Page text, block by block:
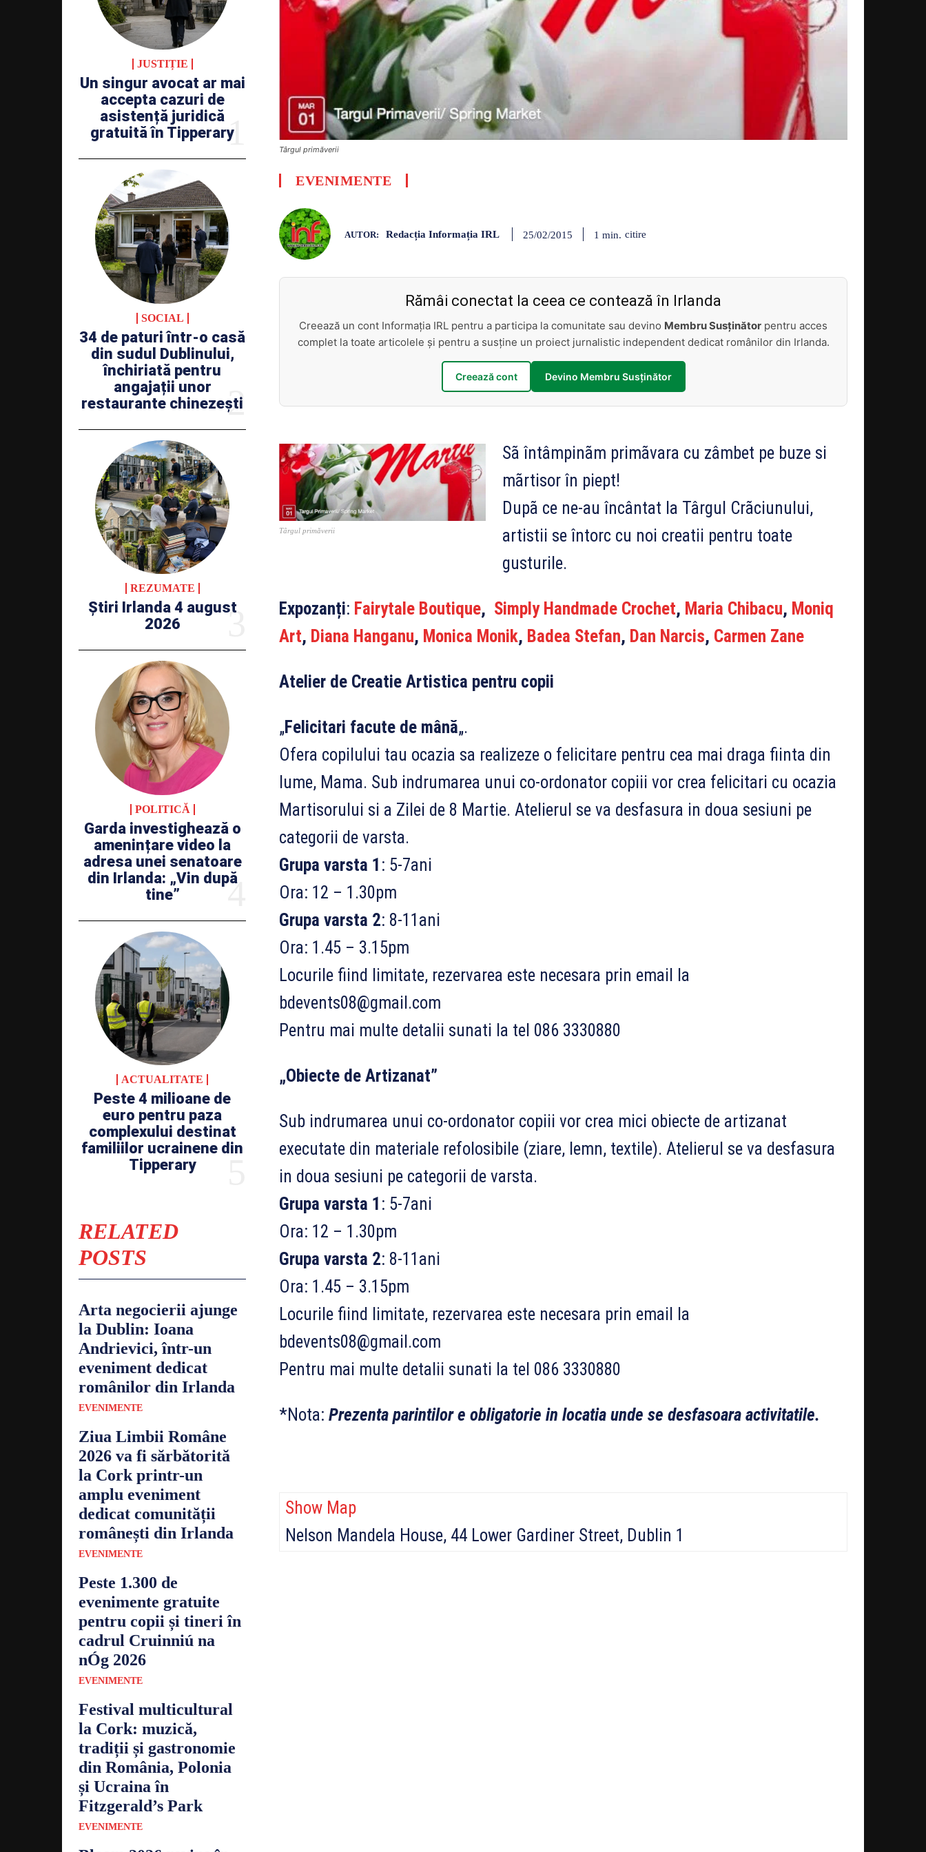
JUSTIȚIE
Un singur avocat ar mai
accepta cazuri de
asistență juridică
gratuită în Tipperary
SOCIAL
34 de paturi într-o casă
din sudul Dublinului,
închiriată pentru
angajații unor
restaurante chinezești
REZUMATE
Știri Irlanda 4 august
2026
POLITICĂ
Garda investighează o
amenințare video la
adresa unei senatoare
din Irlanda: „Vin după
tine”
ACTUALITATE
Peste 4 milioane de
euro pentru paza
complexului destinat
familiilor ucrainene din
Tipperary
RELATED
POSTS
Arta negocierii ajunge
la Dublin: Ioana
Andrievici, într-un
eveniment dedicat
românilor din Irlanda
EVENIMENTE
Ziua Limbii Române
2026 va fi sărbătorită
la Cork printr-un
amplu eveniment
dedicat comunității
românești din Irlanda
EVENIMENTE
Peste 1.300 de
evenimente gratuite
pentru copii și tineri în
cadrul Cruinniú na
nÓg 2026
EVENIMENTE
Festival multicultural
la Cork: muzică,
tradiții și gastronomie
din România, Polonia
și Ucraina în
Fitzgerald’s Park
EVENIMENTE
Târgul primăverii
EVENIMENTE
AUTOR: Redacția Informația IRL 25/02/2015 1 min. citire
Rămâi conectat la ceea ce contează în Irlanda
Creează un cont Informația IRL pentru a participa la comunitate sau devino Membru Susținător pentru acces
complet la toate articolele și pentru a susține un proiect jurnalistic independent dedicat românilor din Irlanda.
Creează cont Devino Membru Susținător
Târgul primăverii
Sã întâmpinãm primãvara cu zâmbet pe buze si
mãrtisor în piept!
Dupã ce ne-au încântat la Târgul Crãciunului,
artistii se întorc cu noi creatii pentru toate
gusturile.
Expozanți: Fairytale Boutique, Simply Handmade Crochet, Maria Chibacu, Moniq
Art, Diana Hanganu, Monica Monik, Badea Stefan, Dan Narcis, Carmen Zane
Atelier de Creatie Artistica pentru copii
„Felicitari facute de mână„.
Ofera copilului tau ocazia sa realizeze o felicitare pentru cea mai draga fiinta din
lume, Mama. Sub indrumarea unui co-ordonator copiii vor crea felicitari cu ocazia
Martisorului si a Zilei de 8 Martie. Atelierul se va desfasura in doua sesiuni pe
categorii de varsta.
Grupa varsta 1 : 5-7ani
Ora: 12 – 1.30pm
Grupa varsta 2: 8-11ani
Ora: 1.45 – 3.15pm
Locurile fiind limitate, rezervarea este necesara prin email la
bdevents08@gmail.com
Pentru mai multe detalii sunati la tel 086 3330880
„Obiecte de Artizanat”
Sub indrumarea unui co-ordonator copiii vor crea mici obiecte de artizanat
executate din materiale refolosibile (ziare, lemn, textile). Atelierul se va desfasura
in doua sesiuni pe categorii de varsta.
Grupa varsta 1 : 5-7ani
Ora: 12 – 1.30pm
Grupa varsta 2: 8-11ani
Ora: 1.45 – 3.15pm
Locurile fiind limitate, rezervarea este necesara prin email la
bdevents08@gmail.com
Pentru mai multe detalii sunati la tel 086 3330880
*Nota: Prezenta parintilor e obligatorie in locatia unde se desfasoara activitatile.
Show Map
Nelson Mandela House, 44 Lower Gardiner Street, Dublin 1